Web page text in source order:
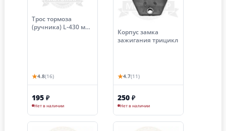
Трос тормоза
(ручника) L-430 мм.
★4.8(16)
195 ₽
Нет в наличии
Корпус замка
зажигания трицикл
★4.7(11)
250 ₽
Нет в наличии